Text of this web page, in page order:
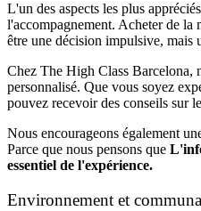
L'un des aspects les plus
l'accompagnement. Acheter de la
être une décision impulsive, mais
Chez The High Class Barcelona,
personnalisé. Que vous soyez
pouvez recevoir des conseils sur
Nous encourageons également
Parce que nous pensons que
essentiel de l'expérience.
Environnement et